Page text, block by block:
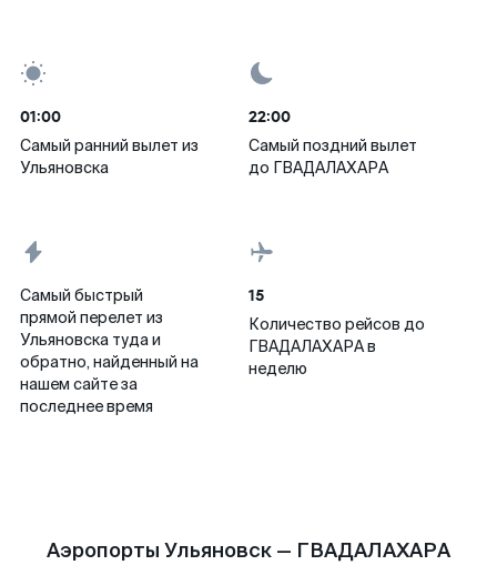
01:00
Самый ранний вылет из
Ульяновска
22:00
Самый поздний вылет
до ГВАДАЛАХАРА
Самый быстрый
прямой перелет из
Ульяновска туда и
обратно, найденный на
нашем сайте за
последнее время
15
Количество рейсов до
ГВАДАЛАХАРА в
неделю
Аэропорты Ульяновск — ГВАДАЛАХАРА